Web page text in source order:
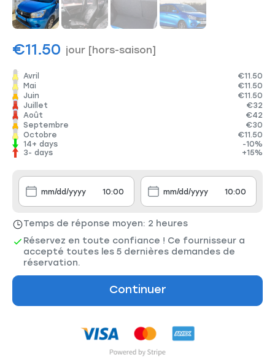
€11.50 jour [hors-saison]
Avril
€11.50
Mai
€11.50
Juin
€11.50
Juillet
€32
Août
€42
Septembre
€30
Octobre
€11.50
14+ days
-10%
3- days
+15%
Temps de réponse moyen: 2 heures
Réservez en toute confiance ! Ce fournisseur a
accepté toutes les 5 dernières demandes de
réservation.
Continuer